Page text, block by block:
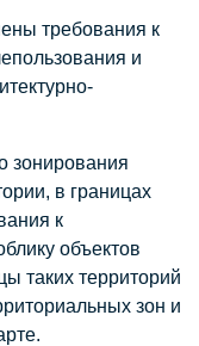
требования к
и
зонирования
в границах
к
объектов
таких территорий
зон и